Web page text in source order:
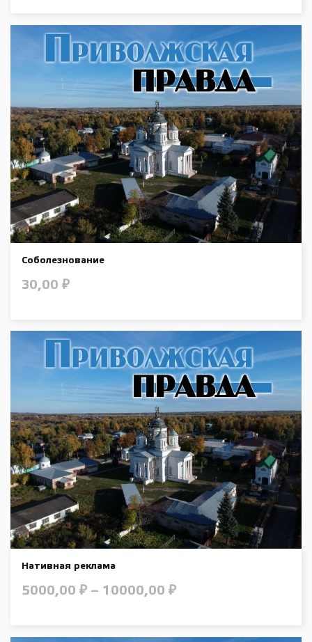
Соболезнование
30,00 ₽
Нативная реклама
5000,00 ₽ – 10000,00 ₽